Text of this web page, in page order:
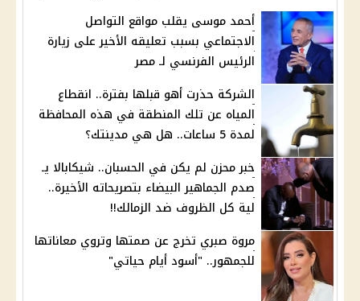
أحمد موسى يقلب مواقع التواصل
الاجتماعي بسبب تعليقه الأخير على زيارة
الرئيس الفرنسي لـ مصر
الشركة حذرت أهو قبلها بفترة.. انقطاع
المياه عن تلك المنطقة في هذه المحافظة
لمدة 5 ساعات.. هل هي مدينتك؟
خبر محزن لم يكن في الحسبان.. شيكابالا يـ
صدم الجماهير البيضاء بتصريحاته الأخيرة..
لية كل الظروف ضد الزمالك!!
مروة صبري تخرج عن صمتها وتروي معاناتها
للجمهور.. "أسود أيام حياتي"